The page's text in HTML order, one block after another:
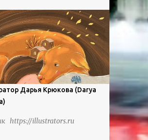
из ротанга, по которой
поднимаются и
на утес.В ноябре 2016 года
лестницы в деревне Клифф
стальными лестницами
перилами, и
детей и жителей деревни
Подъем от подножия
занимает до 4 часов.
в деревню, поскольку
Дарья Крюкова (Darya
https://illustrators.ru